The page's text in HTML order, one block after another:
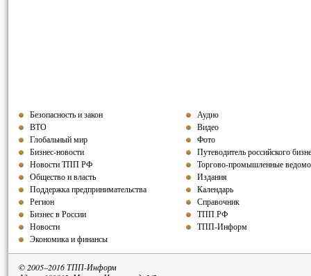
Безопасность и закон
ВТО
Глобальный мир
Бизнес-новости
Новости ТПП РФ
Общество и власть
Поддержка предпринимательства
Регион
Бизнес в России
Новости
Экономика и финансы
Аудио
Видео
Фото
Путеводитель российского
Торгово-промышленные
Издания
Календарь
Справочник
ТПП РФ
ТПП-Информ
© 2005–2016 ТПП-Информ